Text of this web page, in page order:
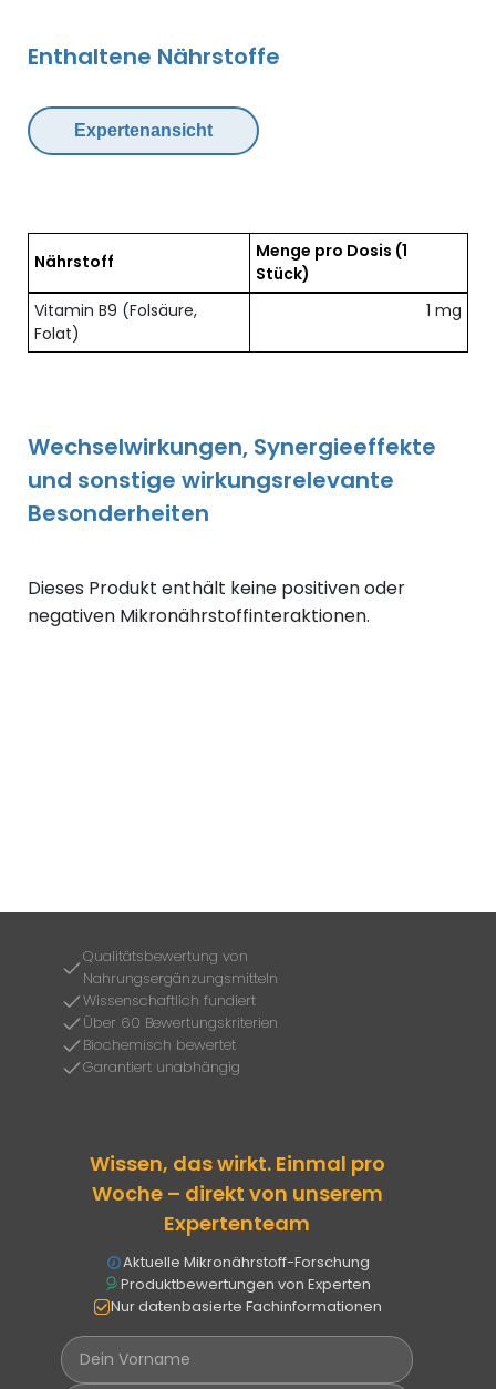
Enthaltene Nährstoffe
Expertenansicht
Übersicht der enthaltenen Nährstoffe pro Dosis
Nährstoff Menge pro Dosis (1
Stück)
Vitamin B9 (Folsäure,
Folat)
1 mg
Wechselwirkungen, Synergieeffekte
und sonstige wirkungsrelevante
Besonderheiten
Dieses Produkt enthält keine positiven oder
negativen Mikronährstoffinteraktionen.
Qualitätsbewertung von
Nahrungsergänzungsmitteln
Wissenschaftlich fundiert
Über 60 Bewertungskriterien
Biochemisch bewertet
Garantiert unabhängig
Wissen, das wirkt. Einmal pro
Woche – direkt von unserem
Expertenteam
Aktuelle Mikronährstoff-Forschung
Produktbewertungen von Experten
Nur datenbasierte Fachinformationen